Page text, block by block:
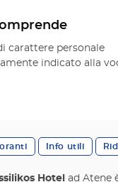
carattere personale
indicato alla
Info utili
Hotel ad Atene